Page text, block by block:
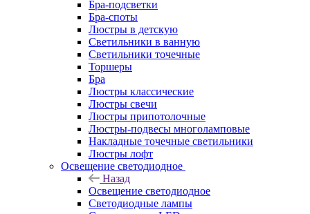
Бра-подсветки
Бра-споты
Люстры в детскую
Светильники в ванную
Светильники точечные
Торшеры
Бра
Люстры классические
Люстры свечи
Люстры припотолочные
Люстры-подвесы многоламповые
Накладные точечные светильники
Люстры лофт
Освещение светодиодное
Назад
Освещение светодиодное
Светодиодные лампы